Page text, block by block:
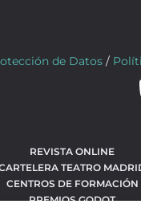
de Datos /
REVISTA ONLINE
TEATRO
CENTROS DE FORMACIÓN
PREMIOS GODOT